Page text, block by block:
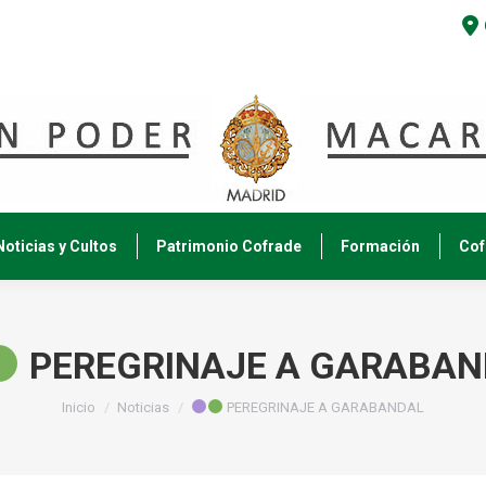
y Cultos Patrimonio Cofrade Formación
PEREGRINAJE A
Estás aquí:
Inicio Noticias PEREGRINAJE A GARABANDAL